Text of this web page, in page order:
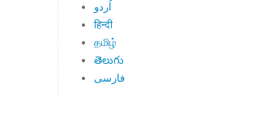
اُردو
हिन्दी
தமிழ்
తెలుగు
فارسی